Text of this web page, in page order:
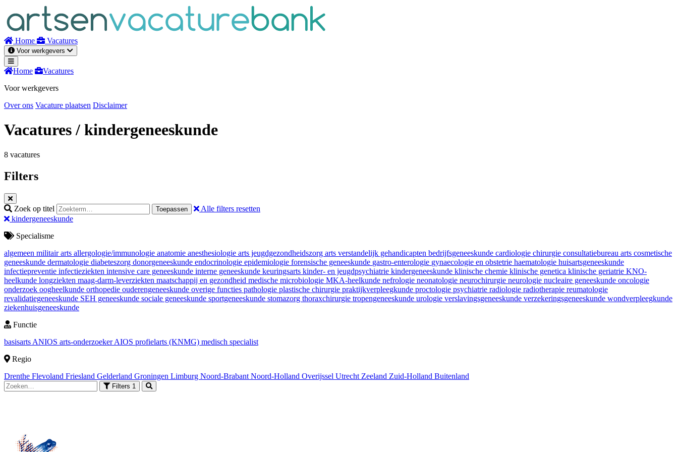
inhoud
Home Vacatures
Voor werkgevers
Home
Vacatures
Voor werkgevers
Over ons Vacature plaatsen Disclaimer
Vacatures/ kindergeneeskunde
8 vacatures
Filters
Zoek op titel Toepassen
Alle filters resetten
kindergeneeskunde
Specialisme
algemeen militair arts allergologie/immunologie anatomie anesthesiologie arts jeugdgezondheidszorg arts verstandelijk gehandicapten bedrijfsgeneeskunde cardiologie chirurgie consultatiebureau arts cosmetische
geneeskunde dermatologie diabeteszorg donorgeneeskunde endocrinologie epidemiologie forensische geneeskunde gastro-enterologie gynaecologie en obstetrie haematologie huisartsgeneeskunde
infectiepreventie infectieziekten intensive care geneeskunde interne geneeskunde keuringsarts kinder- en jeugdpsychiatrie kindergeneeskunde klinische chemie klinische genetica klinische geriatrie KNO-
heelkunde longziekten maag-darm-leverziekten maatschappij en gezondheid medische microbiologie MKA-heelkunde nefrologie neonatologie neurochirurgie neurologie nucleaire geneeskunde oncologie
onderzoek oogheelkunde orthopedie ouderengeneeskunde overige functies pathologie plastische chirurgie praktijkverpleegkunde proctologie psychiatrie radiologie radiotherapie reumatologie
revalidatiegeneeskunde SEH geneeskunde sociale geneeskunde sportgeneeskunde stomazorg thoraxchirurgie tropengeneeskunde urologie verslavingsgeneeskunde verzekeringsgeneeskunde wondverpleegkunde
ziekenhuisgeneeskunde
Functie
basisarts ANIOS arts-onderzoekerAIOS profielarts (KNMG) medisch specialist
Regio
Drenthe Flevoland Friesland Gelderland Groningen Limburg Noord-Brabant Noord-Holland Overijssel Utrecht Zeeland Zuid-Holland Buitenland
Filters 1